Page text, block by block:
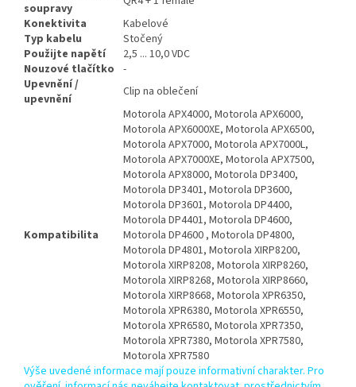
soupravy
Konektivita
Kabelové
Typ kabelu
Stočený
Použijte napětí
2,5 ... 10,0 VDC
Nouzové tlačítko -
Upevnění /
upevnění
Clip na oblečení
Kompatibilita
Motorola APX4000, Motorola APX6000,
Motorola APX6000XE, Motorola APX6500,
Motorola APX7000, Motorola APX7000L,
Motorola APX7000XE, Motorola APX7500,
Motorola APX8000, Motorola DP3400,
Motorola DP3401, Motorola DP3600,
Motorola DP3601, Motorola DP4400,
Motorola DP4401, Motorola DP4600,
Motorola DP4600 , Motorola DP4800,
Motorola DP4801, Motorola XIRP8200,
Motorola XIRP8208, Motorola XIRP8260,
Motorola XIRP8268, Motorola XIRP8660,
Motorola XIRP8668, Motorola XPR6350,
Motorola XPR6380, Motorola XPR6550,
Motorola XPR6580, Motorola XPR7350,
Motorola XPR7380, Motorola XPR7580,
Motorola XPR7580
Výše uvedené informace mají pouze informativní charakter. Pro